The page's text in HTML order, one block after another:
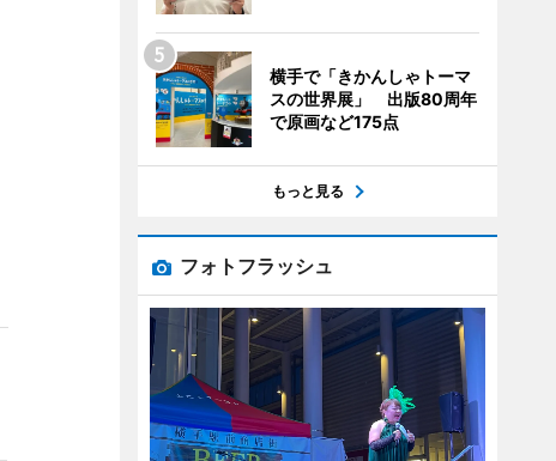
横手で「きかんしゃトーマ
スの世界展」 出版80周年
で原画など175点
もっと見る
フォトフラッシュ